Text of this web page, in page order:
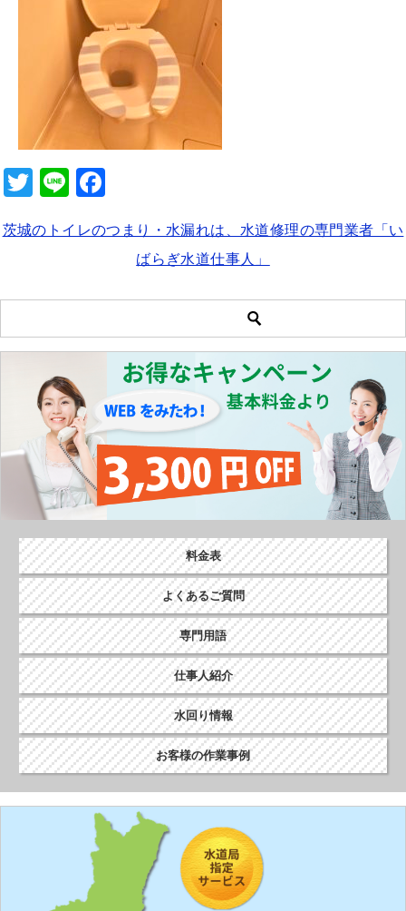
o
k
T
tt
Li
e c
b
o
茨城のトイレのつまり・水漏れは、水道修理の専門業者「い
ばらぎ水道仕事人」
料金表
よくあるご質問
専門用語
仕事人紹介
水回り情報
お客様の作業事例